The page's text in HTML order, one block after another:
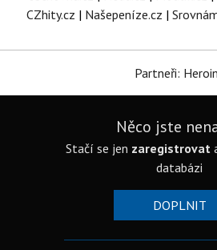
CZhity.cz | Našepeníze.cz |
Partneři:
Něco jste
Stačí se jen zaregistrovat
databázi
DOPLNIT